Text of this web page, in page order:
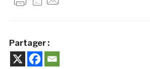
Partager :